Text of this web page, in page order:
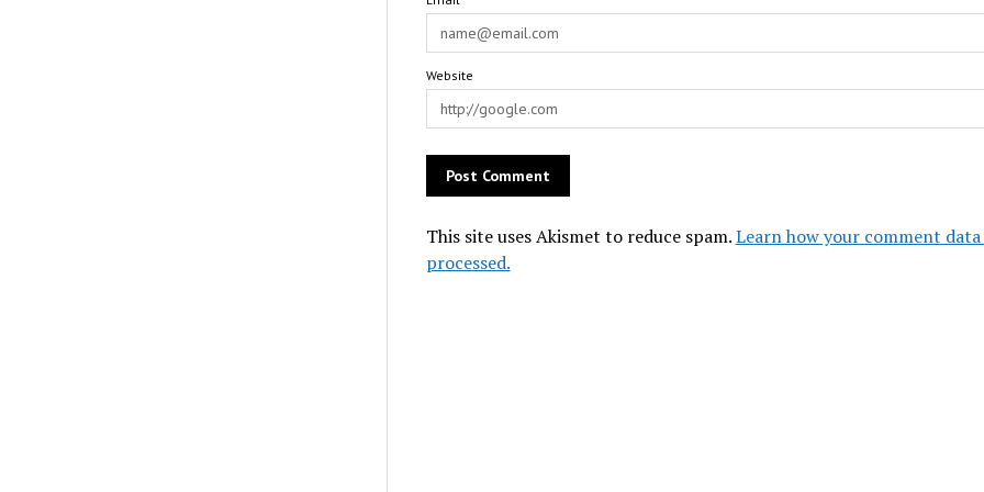
Website
This site uses Akismet to reduce spam.Learn how your comment data
processed.